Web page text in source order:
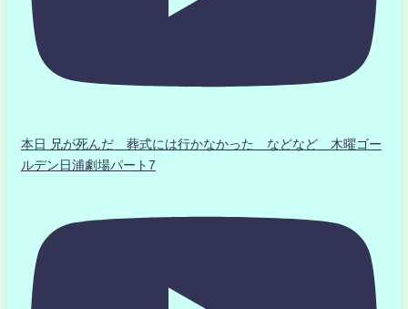
本日 兄が死んだ 葬式には行かなかった などなど 木曜ゴー
ルデン日浦劇場パート7